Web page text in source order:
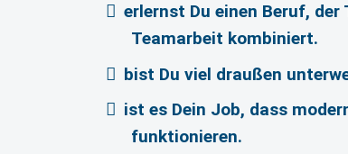
erlernst Du einen Beruf,
Teamarbeit kombiniert.
bist Du viel draußen
ist es Dein Job, dass
funktionieren.